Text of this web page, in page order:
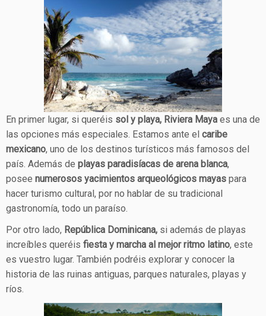
En primer lugar, si queréis sol y playa, Riviera Maya es una de
las opciones más especiales. Estamos ante el caribe
mexicano, uno de los destinos turísticos más famosos del
país. Además de playas paradisíacas de arena blanca,
posee numerosos yacimientos arqueológicos mayas para
hacer turismo cultural, por no hablar de su tradicional
gastronomía, todo un paraíso.
Por otro lado, República Dominicana, si además de playas
increíbles queréis fiesta y marcha al mejor ritmo latino, este
es vuestro lugar. También podréis explorar y conocer la
historia de las ruinas antiguas, parques naturales, playas y
ríos.